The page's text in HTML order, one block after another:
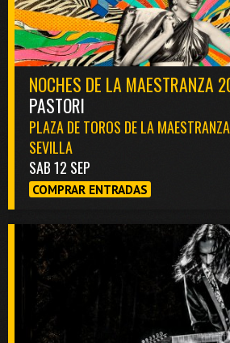
NOCHES DE LA MAESTRANZA
PASTORI
PLAZA DE TOROS DE LA
SEVILLA
SAB 12 SEP
COMPRAR ENTRADAS